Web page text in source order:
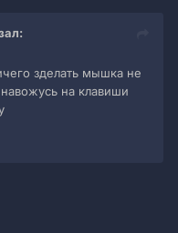
зделать мышка не
на клавиши